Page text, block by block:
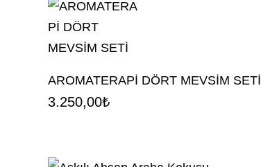
AROMATERAPİ DÖRT MEVSİM SETİ
3.250,00₺